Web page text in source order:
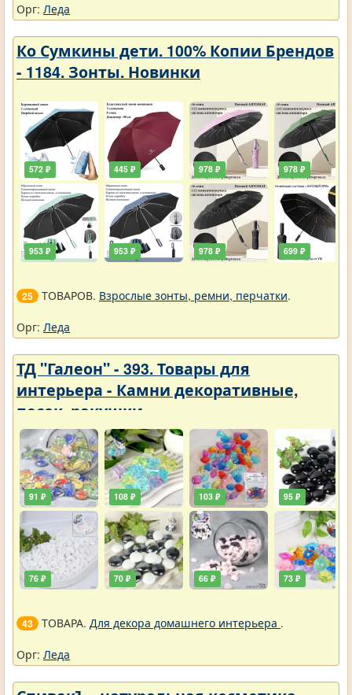
Орг: Леда
Ко Сумкины дети. 100% Копии Брендов
- 1184. Зонты. Новинки
572 ₽
953 ₽
445 ₽
953 ₽
978 ₽
978 ₽
978 ₽
699 ₽
25 ТОВАРОВ. Взрослые зонты, ремни, перчатки.
Орг: Леда
ТД "Галеон" - 393. Товары для
интерьера - Камни декоративные,
песок, ракушки
91 ₽
76 ₽
108 ₽
70 ₽
103 ₽
66 ₽
95 ₽
73 ₽
43 ТОВАРА. Для декора домашнего интерьера .
Орг: Леда